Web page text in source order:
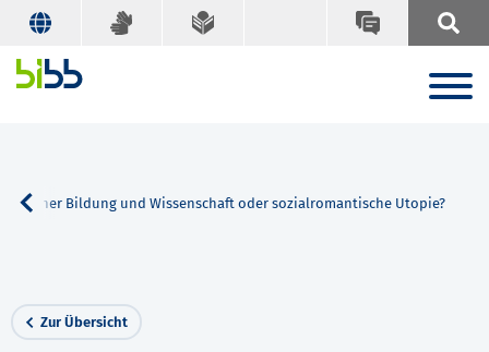
Bildung und Wissenschaft oder sozialromantische Utopie?
Zur Übersicht